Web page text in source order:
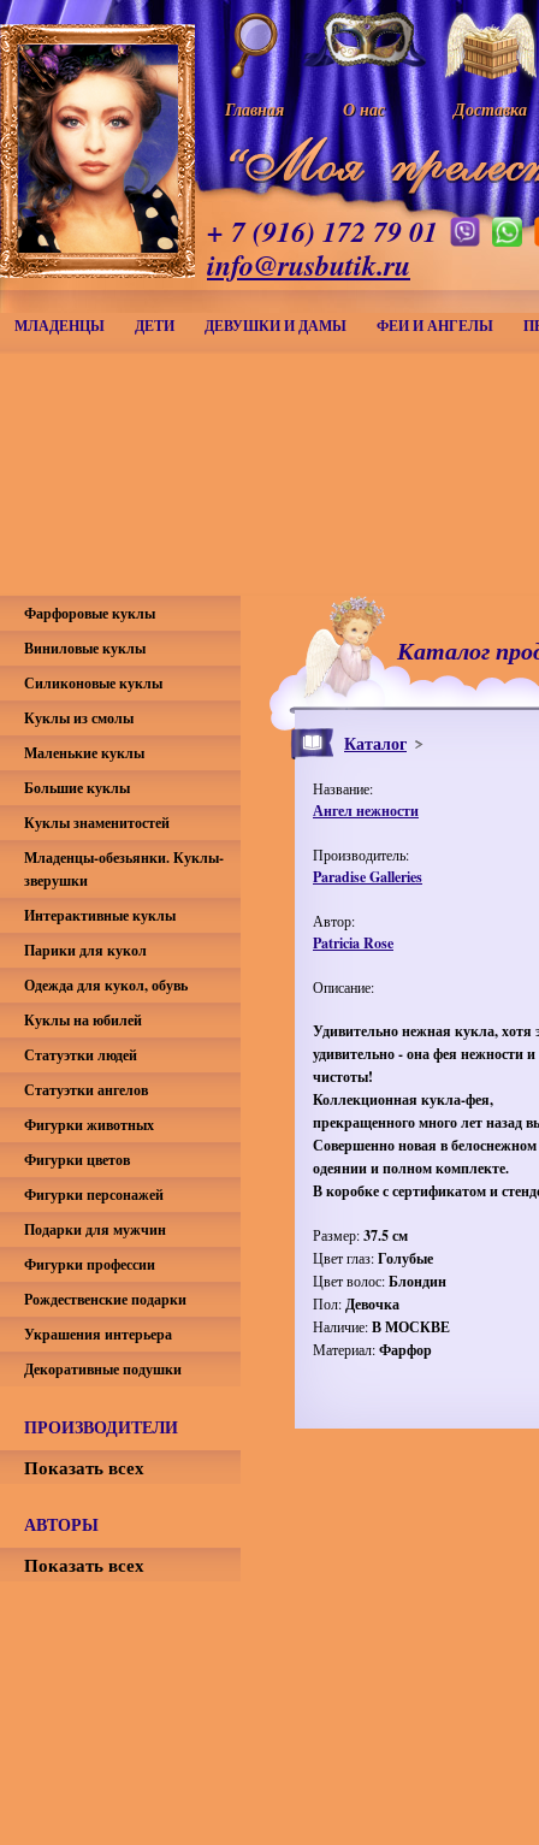
Главная О нас Доставка
+ 7 (916) 172 79 01
info@rusbutik.ru
МЛАДЕНЦЫ ДЕТИ ДЕВУШКИ И ДАМЫ ФЕИ И АНГЕЛЫ
Каталог
Каталог
Название:
Ангел нежности
Производитель:
Paradise Galleries
Автор:
Patricia Rose
Описание:
Удивительно нежная кукла, хотя
удивительно - она фея нежности и
чистоты!
Коллекционная кукла-фея,
прекращенного много лет назад
Совершенно новая в белоснежном
одеянии и полном комплекте.
В коробке с сертификатом и
Размер:37.5 см
Цвет глаз:Голубые
Цвет волос:Блондин
Пол:Девочка
Наличие:В МОСКВЕ
Материал:Фарфор
Фарфоровые куклы
Виниловые куклы
Силиконовые куклы
Куклы из смолы
Маленькие куклы
Большие куклы
Куклы знаменитостей
Младенцы-обезьянки. Куклы-
зверушки
Интерактивные куклы
Парики для кукол
Одежда для кукол, обувь
Куклы на юбилей
Статуэтки людей
Статуэтки ангелов
Фигурки животных
Фигурки цветов
Фигурки персонажей
Подарки для мужчин
Фигурки профессии
Рождественские подарки
Украшения интерьера
Декоративные подушки
ПРОИЗВОДИТЕЛИ
Показать всех
АВТОРЫ
Показать всех